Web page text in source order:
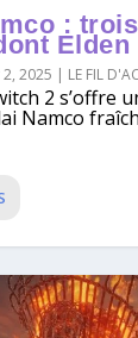
:
Elden
2025 | LE FIL
2 s’offre
Namco